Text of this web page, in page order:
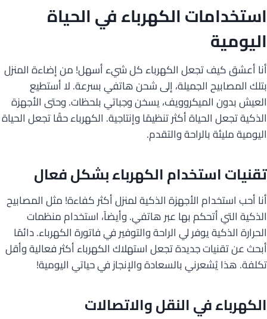
استخدامات الكهرباء في الحياة
اليومية
أنا أعشق كيف تجعل الكهرباء كل شيء أسهل! من إضاءة المنزل
بتلك المصابيح الجميلة، إلى شحن هاتفي بسرعة. لا أستطيع
العيش بدون الميكروويف، يسخن وجباتي بلحظات. وحتى الأجهزة
الذكية تجعل الحياة أكثر تنظيمًا وإنتاجية. الكهرباء حقًا تجعل الحياة
اليومية مليئة بالراحة والتقدم.
تقنيات استخدام الكهرباء بشكل فعال
أنا أحب استخدام الأجهزة الذكية لمنزل أكثر كفاءة! مثل المصابيح
الذكية التي أتحكم بها عبر هاتفي. وأيضاً، استخدام منظمات
الحرارة الذكية يوفر لي الراحة والتوفير في فاتورة الكهرباء. دائمًا
أبحث عن تقنيات جديدة تجعل استهلاك الكهرباء أكثر فعالية وأقل
تكلفة. هذا يُشعرني بالسعادة والإنجاز في حياتي اليومية!
الكهرباء في النقل والاتصالات